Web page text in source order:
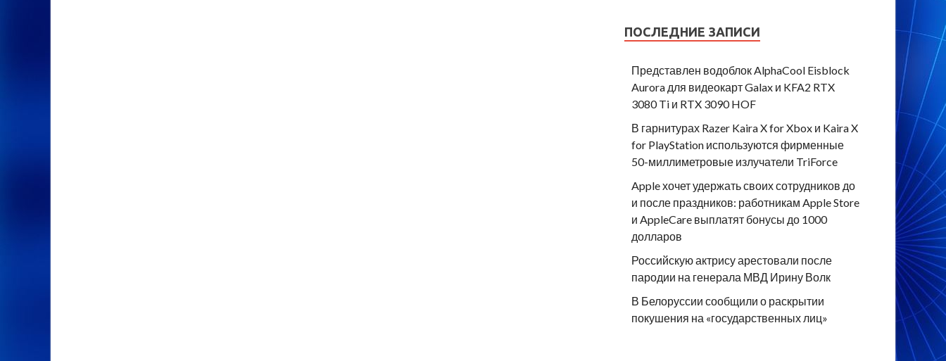
ПОСЛЕДНИЕ ЗАПИСИ
Представлен водоблок AlphaCool Eisblock
Aurora для видеокарт Galax и KFA2 RTX
3080 Ti и RTX 3090 HOF
В гарнитурах Razer Kaira X for Xbox и Kaira X
for PlayStation используются фирменные
50-миллиметровые излучатели TriForce
Apple хочет удержать своих сотрудников до
и после праздников: работникам Apple Store
и AppleCare выплатят бонусы до 1000
долларов
Российскую актрису арестовали после
пародии на генерала МВД Ирину Волк
В Белоруссии сообщили о раскрытии
покушения на «государственных лиц»